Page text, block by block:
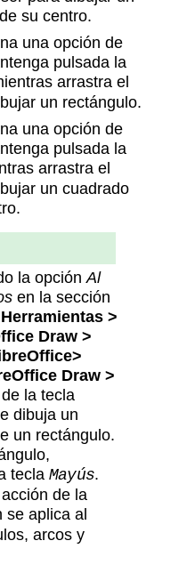
su centro.
una opción de
pulsada la
arrastra el
un rectángulo.
una opción de
pulsada la
arrastra el
un cuadrado
la opción Al
en la sección
Herramientas >
Draw >
Draw >
la tecla
dibuja un
un rectángulo.
tecla Mayús.
de la
se aplica al
arcos y